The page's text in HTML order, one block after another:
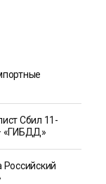
Сбил 11-
«ГИБДД»